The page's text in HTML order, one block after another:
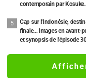
contemporain par Kosuke
ReVIBES Project »
Cap sur l'Indonésie,
finale... Images en avant-
et synopsis de l'épisode